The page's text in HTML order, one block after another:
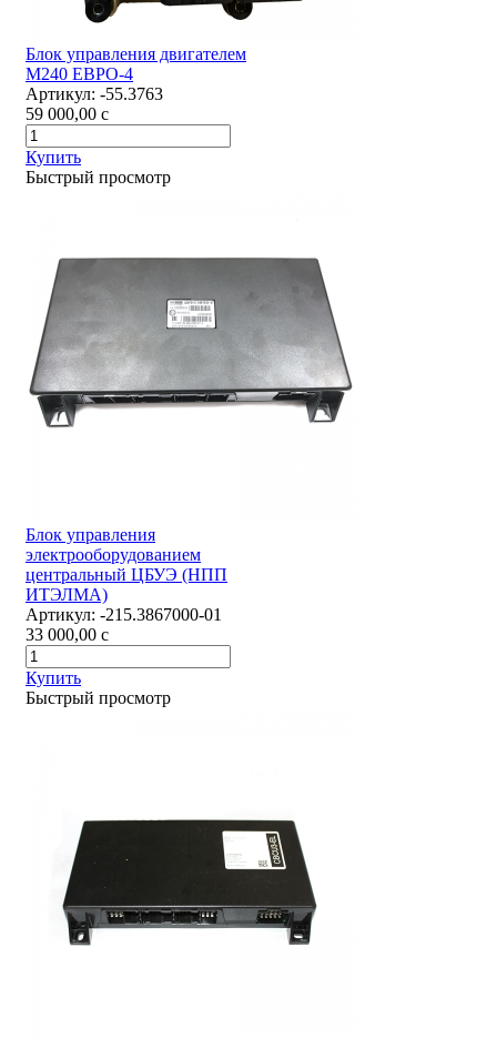
Блок управления двигателем
М240 ЕВРО-4
Артикул: -55.3763
59 000,00 c
Купить
Быстрый просмотр
Блок управления
электрооборудованием
центральный ЦБУЭ (НПП
ИТЭЛМА)
Артикул: -215.3867000-01
33 000,00 c
Купить
Быстрый просмотр